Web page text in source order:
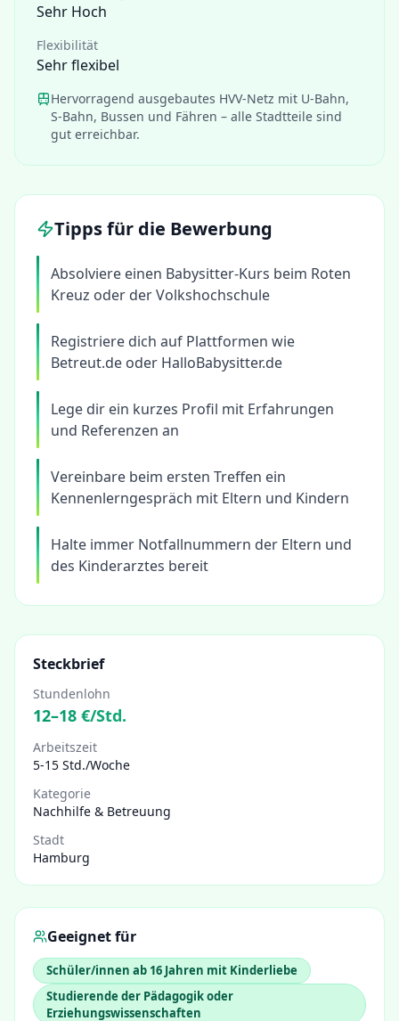
Sehr Hoch
Flexibilität
Sehr flexibel
Hervorragend ausgebautes HVV-Netz mit U-Bahn,
S-Bahn, Bussen und Fähren – alle Stadtteile sind
gut erreichbar.
Tipps für die Bewerbung
Absolviere einen Babysitter-Kurs beim Roten
Kreuz oder der Volkshochschule
Registriere dich auf Plattformen wie
Betreut.de oder HalloBabysitter.de
Lege dir ein kurzes Profil mit Erfahrungen
und Referenzen an
Vereinbare beim ersten Treffen ein
Kennenlerngespräch mit Eltern und Kindern
Halte immer Notfallnummern der Eltern und
des Kinderarztes bereit
Steckbrief
Stundenlohn
12–18 €/Std.
Arbeitszeit
5-15 Std./Woche
Kategorie
Nachhilfe & Betreuung
Stadt
Hamburg
Geeignet für
Schüler/innen ab 16 Jahren mit Kinderliebe
Studierende der Pädagogik oder
Erziehungswissenschaften